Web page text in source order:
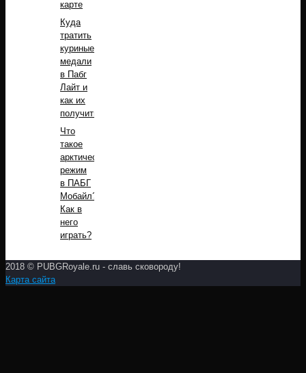
карте
Куда
тратить
куриные
медали
в Пабг
Лайт и
как их
получить?
Что
такое
арктический
режим
в ПАБГ
Мобайл?
Как в
него
играть?
2018 © PUBGRoyale.ru - славь сковороду!
Карта сайта